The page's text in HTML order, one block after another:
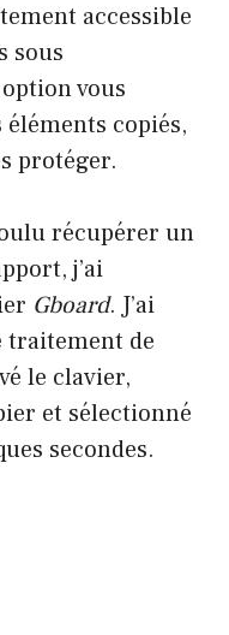
accessible
sous
vous
copiés,
protéger.
récupérer un
j’ai
Gboard. J’ai
traitement de
le clavier,
et sélectionné
secondes.